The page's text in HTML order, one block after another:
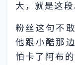
大，就是这段
粉丝这句不
他跟小酷那
怕卡了阿布